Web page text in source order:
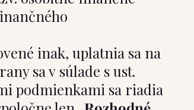
inak, uplatnia sa na
sa v súlade s ust.
podmienkami sa riadia